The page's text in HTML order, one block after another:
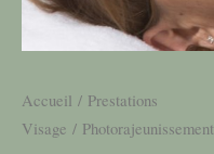
Accueil / Prestations
Visage / Photorajeunissement